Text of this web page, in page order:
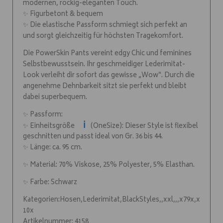
modernen, rockig-eleganten Touch.
✨ Figurbetont & bequem
✨ Die elastische Passform schmiegt sich perfekt an
und sorgt gleichzeitig für höchsten Tragekomfort.
Die PowerSkin Pants vereint edgy Chic und feminines
Selbstbewusstsein. Ihr geschmeidiger Lederimitat-
Look verleiht dir sofort das gewisse „Wow“. Durch die
angenehme Dehnbarkeit sitzt sie perfekt und bleibt
dabei superbequem.
✨ Passform:
✨ Einheitsgröße
ℹ️ (OneSize): Dieser Style ist flexibel
geschnitten und passt ideal von Gr. 36 bis 44.
✨ Länge: ca. 95 cm.
✨ Material: 70% Viskose, 25% Polyester, 5% Elasthan.
✨ Farbe: Schwarz
Kategorien:Hosen,Lederimitat,BlackStyles,,xxl,,,x79x,x
10x